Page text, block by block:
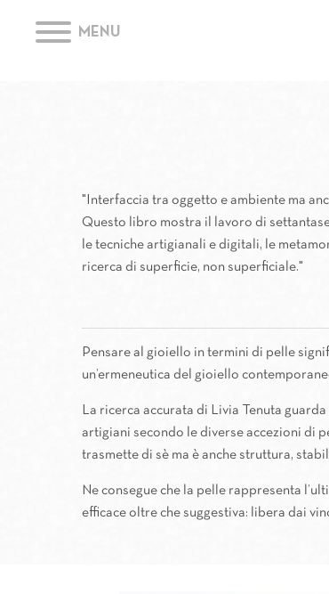
MENU
"Interfaccia tra oggetto e ambiente ma
Questo libro mostra il lavoro di
le tecniche artigianali e digitali, le
ricerca di superficie, non superficiale."
Pensare al gioiello in termini di pelle
un’ermeneutica del gioiello
La ricerca accurata di Livia Tenuta
artigiani secondo le diverse accezioni di
trasmette di sè ma è anche struttura,
Ne consegue che la pelle rappresenta
efficace oltre che suggestiva: libera dai